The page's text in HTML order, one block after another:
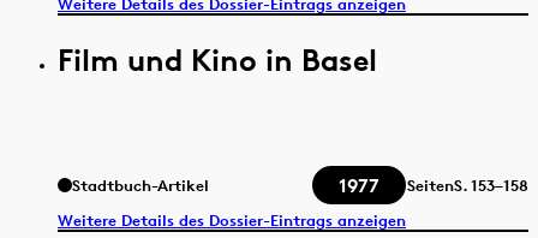
Weitere Details des Dossier-Eintrags anzeigen
Film und Kino in Basel
Stadtbuch-Artikel 1977 SeitenS.153–158
Weitere Details des Dossier-Eintrags anzeigen